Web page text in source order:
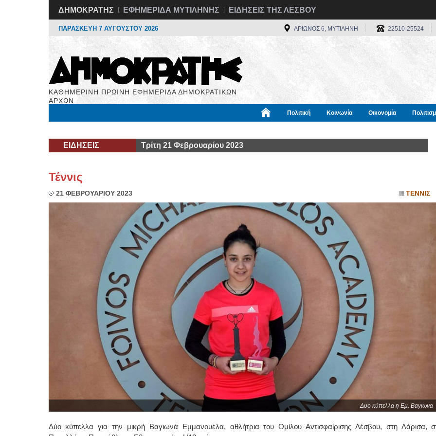
ΔΗΜΟΚΡΑΤΗΣ ΕΦΗΜΕΡΙΔΑ ΜΥΤΙΛΗΝΗΣ ΕΙΔΗΣΕΙΣ ΤΗΣ ΛΕΣΒΟΥ
ΠΑΡΑΣΚΕΥΗ 7 ΑΥΓΟΥΣΤΟΥ 2026 ΑΡΙΩΝΟΣ 6, ΜΥΤΙΛΗΝΗ 22510-25524
ΚΑΘΗΜΕΡΙΝΗ ΠΡΩΙΝΗ ΕΦΗΜΕΡΙΔΑ ΔΗΜΟΚΡΑΤΙΚΩΝ
ΑΡΧΩΝ
Πολιτική Κοινωνία Οικονομία
ΕΙΔΗΣΕΙΣ Τρίτη 21 Φεβρουαρίου 2023
Τέννις
21 ΦΕΒΡΟΥΑΡΙΟΥ 2023 ΤΕΝΝΙΣ
Δυο κύπελλα η Εμ. Βαγιωνα
Δύο κύπελλα για την μικρή Βαγιωνά Εμμανουέλα, αθλήτρια του Ομίλου Αντισφαίρισης Λέσβου, στη Λάρισα,